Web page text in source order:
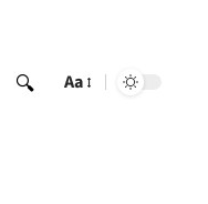
Aa